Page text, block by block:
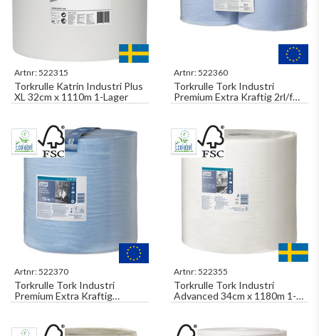
Artnr:522315
Torkrulle Katrin Industri Plus
XL 32cm x 1110m 1-Lager
Artnr:522360
Torkrulle Tork Industri
Premium Extra Kraftig 2rl/fp
Perf. 23,5cm x 119m Blå
Artnr:522370
Torkrulle Tork Industri
Premium Extra Kraftig
Perforerad 36,9cm x 255m
Artnr:522355
Torkrulle Tork Industri
Advanced 34cm x 1180m 1-
Lager W1